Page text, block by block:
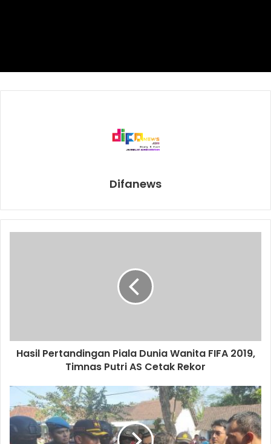
Penemuan ini menambah panjang bukti bahwa plastik
adalah polimer yang sangat sulit terurai di alam.
diurai, khususnya mikroplastik. Namun ini sebuah kantong
plastik yang tidak terlalu tebal, dan masih bisa dilihat
dengan jelas bentuknya dan berusia 40 tahun,” tegas
Kantong plastik KFC bukan satu-satunya penemuan bahan
plastik yang mencemari alam di Australia.
melakukannya, mulailah dari diri Anda sendiri.
kantong plastik limbah plastik
plastik kfc sunshine coast
Difanews
Hasil Pertandingan Piala Dunia Wanita FIFA 2019,
Timnas Putri AS Cetak Rekor